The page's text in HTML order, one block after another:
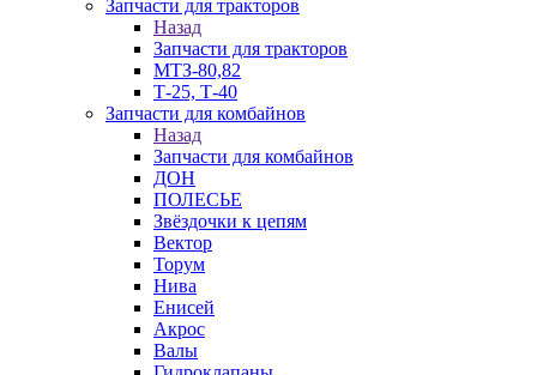
Запчасти для тракторов
Назад
Запчасти для тракторов
МТЗ-80,82
Т-25, Т-40
Запчасти для комбайнов
Назад
Запчасти для комбайнов
ДОН
ПОЛЕСЬЕ
Звёздочки к цепям
Вектор
Торум
Нива
Енисей
Акрос
Валы